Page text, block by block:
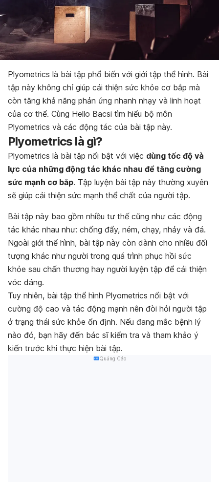
Plyometrics là bài tập phổ biến với giới tập thể hình. Bài
tập này không chỉ giúp cải thiện sức khỏe cơ bắp mà
còn tăng khả năng phản ứng nhanh nhạy và linh hoạt
của cơ thể. Cùng Hello Bacsi tìm hiểu bộ môn
Plyometrics và các động tác của bài tập này.
Plyometrics là gì?
Plyometrics là bài tập nổi bật với việc dùng tốc độ và
lực của những động tác khác nhau để tăng cường
sức mạnh cơ bắp. Tập luyện bài tập này thường xuyên
sẽ giúp cải thiện sức mạnh thể chất của người tập.
Bài tập này bao gồm nhiều tư thế cũng như các động
tác khác nhau như: chống đẩy, ném, chạy, nhảy và đá.
Ngoài giới thể hình, bài tập này còn dành cho nhiều đối
tượng khác như người trong quá trình phục hồi sức
khỏe sau chấn thương hay người luyện tập để cải thiện
vóc dáng.
Tuy nhiên, bài tập thể hình Plyometrics nổi bật với
cường độ cao và tác động mạnh nên đòi hỏi người tập
ở trạng thái sức khỏe ổn định. Nếu đang mắc bệnh lý
nào đó, bạn hãy đến bác sĩ kiểm tra và tham khảo ý
kiến trước khi thực hiện bài tập.
Quảng Cáo